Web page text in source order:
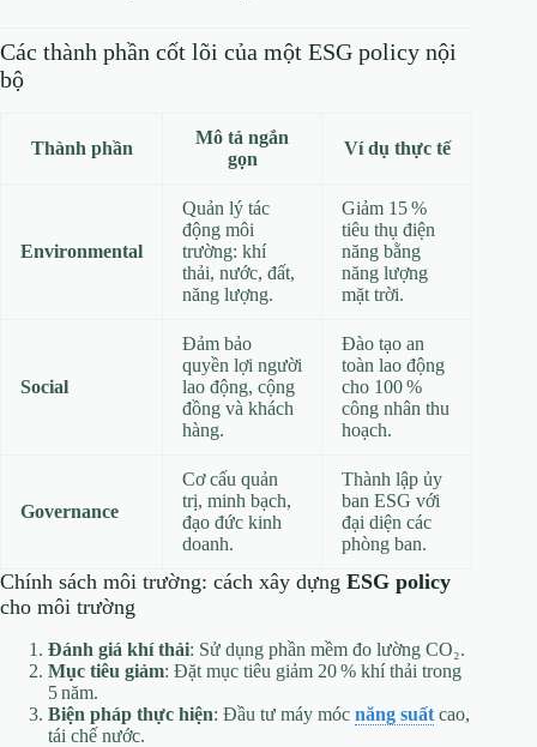
Các thành phần cốt lõi của một ESG policy nội
bộ
Thành phần
Mô tả ngắn
gọn
Ví dụ thực tế
Environmental
Quản lý tác
động môi
trường: khí
thải, nước, đất,
năng lượng.
Giảm 15 %
tiêu thụ điện
năng bằng
năng lượng
mặt trời.
Social
Đảm bảo
quyền lợi người
lao động, cộng
đồng và khách
hàng.
Đào tạo an
toàn lao động
cho 100 %
công nhân thu
hoạch.
Governance
Cơ cấu quản
trị, minh bạch,
đạo đức kinh
doanh.
Thành lập ủy
ban ESG với
đại diện các
phòng ban.
Chính sách môi trường: cách xây dựng ESG policy
cho môi trường
Đánh giá khí thải: Sử dụng phần mềm đo lường CO₂.
Mục tiêu giảm: Đặt mục tiêu giảm 20 % khí thải trong
5 năm.
Biện pháp thực hiện: Đầu tư máy móc năng suất cao,
tái chế nước.